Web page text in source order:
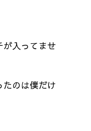
入ってませ
のは僕だけ